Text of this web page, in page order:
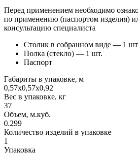
Перед применением необходимо
по применению (паспортом изделия)
консультацию специалиста
Столик в собранном виде — 1
Полка (стекло) — 1 шт.
Паспорт
Габариты в упаковке, м
0,57х0,57х0,92
Вес в упаковке, кг
37
Объем, м.куб.
0.299
Количество изделий в упаковке
1
Упаковка